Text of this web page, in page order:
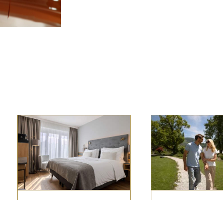
Bonos IMLAUER
Momentos hermosos
Noticias
destacadas
400 años
el
Noticias